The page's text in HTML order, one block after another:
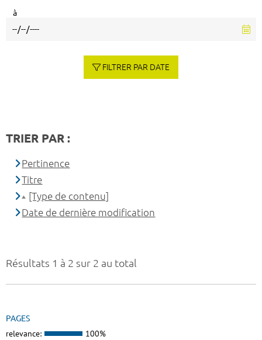
Résultats 1 à 2 sur 2 au total
PAGES
relevance: 100%
à
FILTRER PAR DATE
TRIER PAR :
Pertinence
Titre
[Type de contenu]
Date de dernière modification